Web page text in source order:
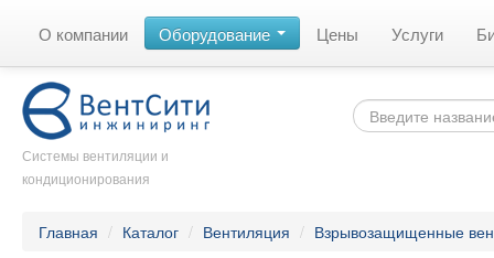
О компании Оборудование Цены Услуги
Системы вентиляции и
кондиционирования
Главная / Каталог / Вентиляция / Взрывозащищенные